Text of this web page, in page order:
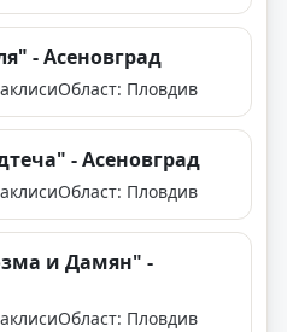
- Асеновград
Област: Пловдив
- Асеновград
Област: Пловдив
и Дамян" -
Област: Пловдив